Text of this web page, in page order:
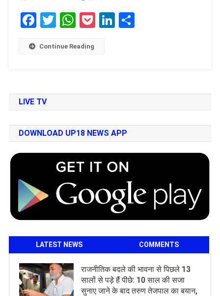
Facebook
Twitter
WhatsApp
PocketLinkedIn
Share
Continue Reading
LIVE TV
DOWNLOAD UP18 NEWS APP
LATEST NEWS COMMENTS
राजनीतिक बदले की भावना से पिछले 13
सालों से पड़े हैं पीछे: 10 साल की सजा
सुनाए जाने के बाद तरुण तेजपाल का बयान,